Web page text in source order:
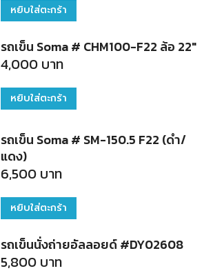
หยิบใส่ตะกร้า
รถเข็น Soma # CHM100-F22 ล้อ 22"
4,000 บาท
หยิบใส่ตะกร้า
รถเข็น Soma # SM-150.5 F22 (ดำ/
แดง)
6,500 บาท
หยิบใส่ตะกร้า
รถเข็นนั่งถ่ายอัลลอยด์ #DY02608
5,800 บาท